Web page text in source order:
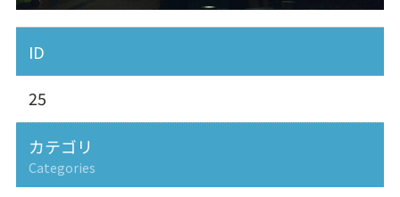
ID
25
カテゴリ
Categories